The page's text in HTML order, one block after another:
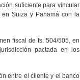
suficiente para vincular
en Suiza y Panamá con la
fiscal de fs. 504/505, en
pactada en los
entre el cliente y el banco